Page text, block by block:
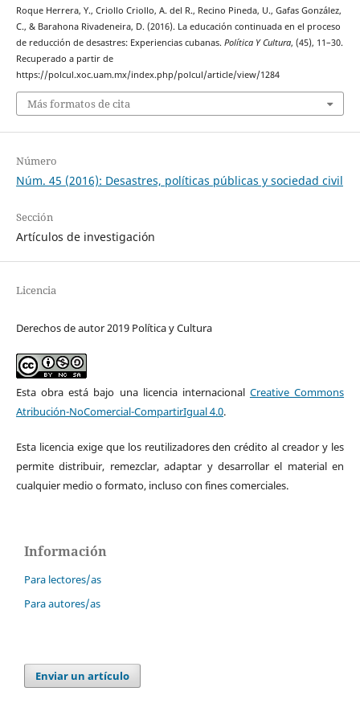
Roque Herrera, Y., Criollo Criollo, A. del R., Recino Pineda, U., Gafas González,
C., & Barahona Rivadeneira, D. (2016). La educación continuada en el proceso
de reducción de desastres: Experiencias cubanas. Política Y Cultura, (45), 11–30.
Recuperado a partir de
https://polcul.xoc.uam.mx/index.php/polcul/article/view/1284
Más formatos de cita
Número
Núm. 45 (2016): Desastres, políticas públicas y sociedad civil
Sección
Artículos de investigación
Licencia
Derechos de autor 2019 Política y Cultura
Esta obra está bajo una licencia internacional Creative Commons
Atribución-NoComercial-CompartirIgual 4.0.
Esta licencia exige que los reutilizadores den crédito al creador y les
permite distribuir, remezclar, adaptar y desarrollar el material en
cualquier medio o formato, incluso con fines comerciales.
Información
Para lectores/as
Para autores/as
Enviar un artículo